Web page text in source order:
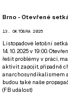
Brno - Otevřené
13. OKTÓBRA 2025
Listopadové letošní
14. 10. 2025 v 19:00.
řešit problémy v práci,
aktivit zapojit, případně
anarchosyndikalismem
budou také naše
(FB událost)